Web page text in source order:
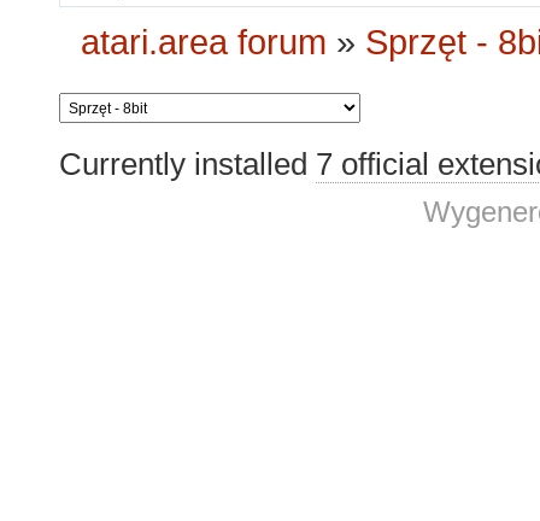
atari.area forum » Sprzęt -
Currently installed 7 official